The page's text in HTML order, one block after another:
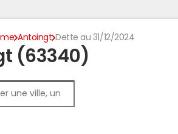
Antoingt Dette au 31/12/2024
(63340)